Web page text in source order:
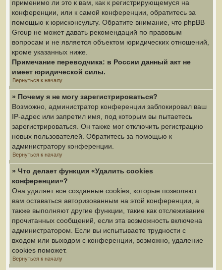
применимо ли это к вам, как к регистрирующемуся на
конференции, или к самой конференции, обратитесь за
помощью к юрисконсульту. Обратите внимание, что phpBB
Group не может давать рекомендаций по правовым
вопросам и не является объектом юридических отношений,
кроме указанных ниже.
Примечание переводчика: в России данный акт не
имеет юридической силы.
Вернуться к началу
» Почему я не могу зарегистрироваться?
Возможно, администратор конференции заблокировал ваш
IP-адрес или запретил имя, под которым вы пытаетесь
зарегистрироваться. Он также мог отключить регистрацию
новых пользователей. Обратитесь за помощью к
администратору конференции.
Вернуться к началу
» Что делает функция «Удалить cookies
конференции»?
Она удаляет все созданные cookies, которые позволяют
вам оставаться авторизованным на этой конференции, а
также выполняют другие функции, такие как отслеживание
прочитанных сообщений, если эта возможность включена
администратором. Если вы испытываете трудности с
входом или выходом с конференции, возможно, удаление
cookies поможет.
Вернуться к началу